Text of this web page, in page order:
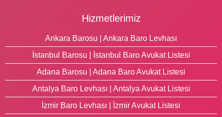
Hizmetlerimiz
Ankara Barosu | Ankara Baro Levhası
İstanbul Barosu | İstanbul Baro Avukat Listesi
Adana Barosu | Adana Baro Avukat Listesi
Antalya Baro Levhası | Antalya Avukat Listesi
İzmir Baro Levhası | İzmir Avukat Listesi